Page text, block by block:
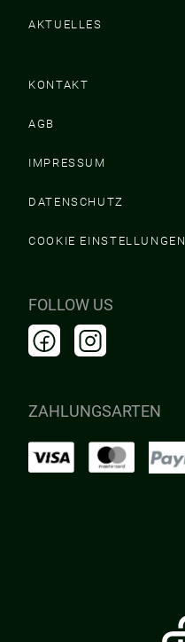
AKTUELLES
KONTAKT
AGB
IMPRESSUM
DATENSCHUTZ
COOKIE EINSTELLUNGEN
FOLLOW US
ZAHLUNGSARTEN